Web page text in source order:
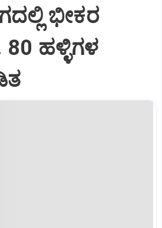
ಭೀಕರ
ಹಳ್ಳಿಗಳ